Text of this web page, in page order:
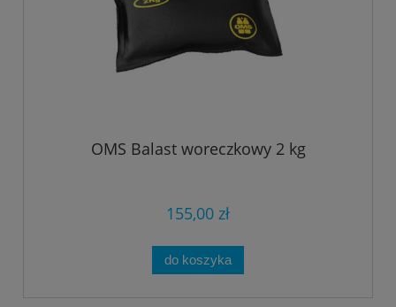
OMS Balast woreczkowy 2 kg
155,00 zł
do koszyka